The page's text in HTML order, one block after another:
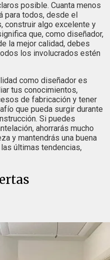
posible. Cuanta menos
para todos, desde el
construir algo excelente y
que, como diseñador,
la mejor calidad, debes
los involucrados estén
como diseñador es
tus conocimientos,
de fabricación y tener
que pueda surgir durante
Si puedes
ahorrarás mucho
y mantendrás una buena
últimas tendencias,